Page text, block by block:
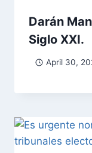
Darán
Siglo XXI.
April 30,